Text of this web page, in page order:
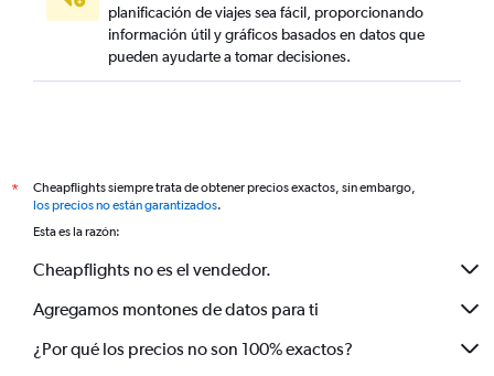
planificación de viajes sea fácil, proporcionando
información útil y gráficos basados en datos que
pueden ayudarte a tomar decisiones.
*
Cheapflights siempre trata de obtener precios exactos, sin embargo,
los precios no están garantizados.
Esta es la razón:
Cheapflights no es el vendedor.
Agregamos montones de datos para ti
¿Por qué los precios no son 100% exactos?